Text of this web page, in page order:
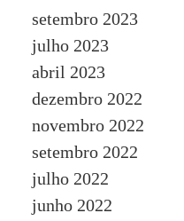
setembro 2023
julho 2023
abril 2023
dezembro 2022
novembro 2022
setembro 2022
julho 2022
junho 2022